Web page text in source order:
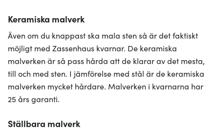
Keramiska malverk
Även om du knappast ska mala sten så är det faktiskt
möjligt med Zassenhaus kvarnar. De keramiska
malverken är så pass hårda att de klarar av det mesta,
till och med sten. I jämförelse med stål är de keramiska
malverken mycket hårdare. Malverken i kvarnarna har
25 års garanti.
Ställbara malverk